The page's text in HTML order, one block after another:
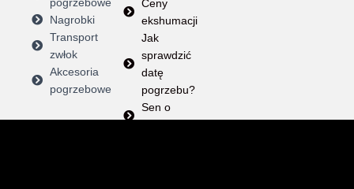
Nagrobki
Transport
zwłok
Akcesoria
pogrzebowe
Ceny
ekshumacji
Jak
sprawdzić
datę
pogrzebu?
Sen o